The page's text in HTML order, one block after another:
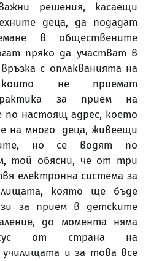
решения, касаещи
деца, да подадат
в обществените
пряко да участват в
с оплакванията на
които не приемат
за прием на
по настоящ адрес, което
на много деца, живеещи
но се водят по
той обясни, че от три
електронна система за
която ще бъде
за прием в детските
до момента няма
от страна на
и за това все